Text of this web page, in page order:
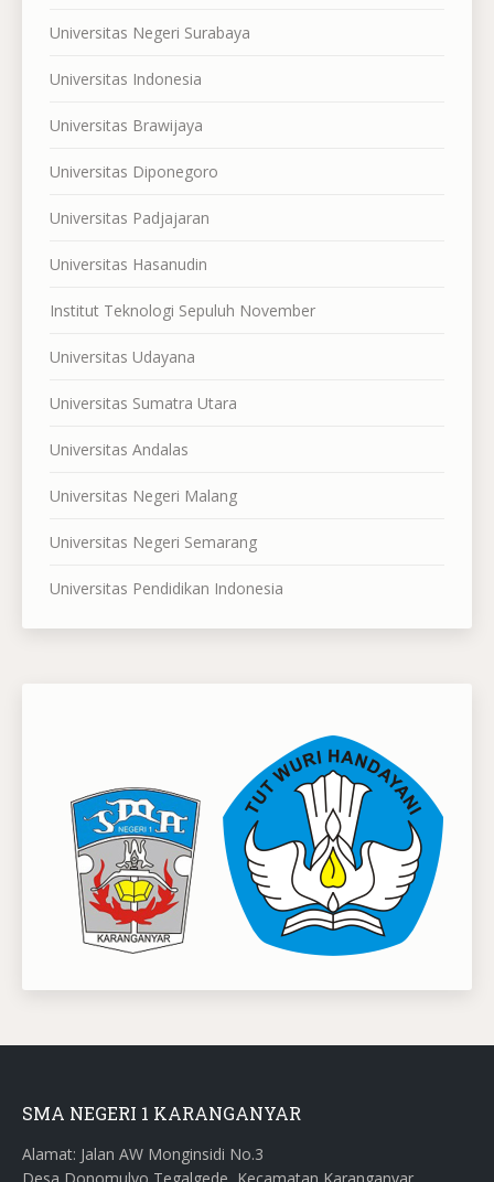
Universitas Negeri Surabaya
Universitas Indonesia
Universitas Brawijaya
Universitas Diponegoro
Universitas Padjajaran
Universitas Hasanudin
Institut Teknologi Sepuluh November
Universitas Udayana
Universitas Sumatra Utara
Universitas Andalas
Universitas Negeri Malang
Universitas Negeri Semarang
Universitas Pendidikan Indonesia
SMA NEGERI 1 KARANGANYAR
Alamat: Jalan AW Monginsidi No.3